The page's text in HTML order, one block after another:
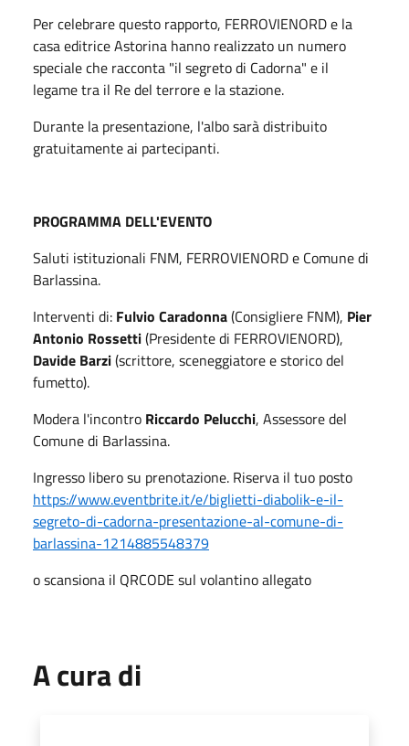
Per celebrare questo rapporto, FERROVIENORD e la
casa editrice Astorina hanno realizzato un numero
speciale che racconta "il segreto di Cadorna" e il
legame tra il Re del terrore e la stazione.
Durante la presentazione, l'albo sarà distribuito
gratuitamente ai partecipanti.
PROGRAMMA DELL'EVENTO
Saluti istituzionali FNM, FERROVIENORD e Comune di
Barlassina.
Interventi di: Fulvio Caradonna(Consigliere FNM), Pier
Antonio Rossetti(Presidente di FERROVIENORD),
Davide Barzi(scrittore, sceneggiatore e storico del
fumetto).
Modera l'incontro Riccardo Pelucchi, Assessore del
Comune di Barlassina.
Ingresso libero su prenotazione. Riserva il tuo posto
https://www.eventbrite.it/e/biglietti-diabolik-e-il-
segreto-di-cadorna-presentazione-al-comune-di-
barlassina-1214885548379
o scansiona il QRCODE sul volantino allegato
A cura di